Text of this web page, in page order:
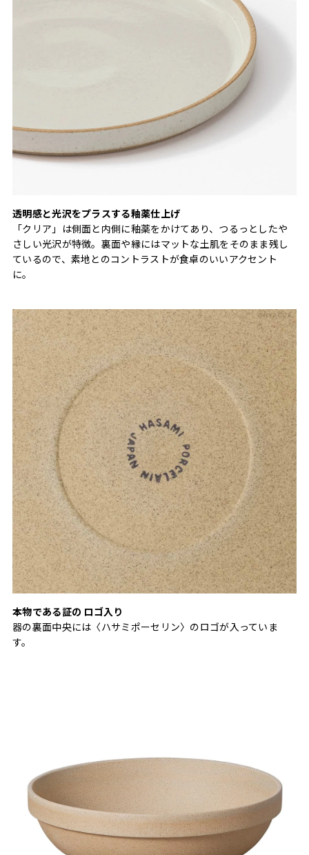
透明感と光沢をプラスする釉薬仕上げ
「クリア」は側面と内側に釉薬をかけてあり、つるっとしたや
さしい光沢が特徴。裏面や縁にはマットな土肌をそのまま残し
ているので、素地とのコントラストが食卓のいいアクセント
に。
本物である証の ロゴ入り
器の裏面中央には〈ハサミポーセリン〉のロゴが入っていま
す。